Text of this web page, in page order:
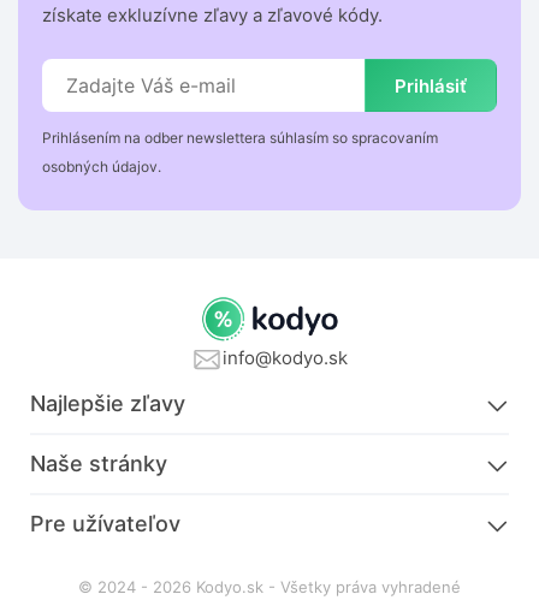
získate exkluzívne zľavy a zľavové kódy.
Prihlásiť
Prihlásením na odber newslettera súhlasím so spracovaním
osobných údajov.
info@kodyo.sk
Najlepšie zľavy
Naše stránky
Pre užívateľov
© 2024 - 2026 Kodyo.sk - Všetky práva vyhradené